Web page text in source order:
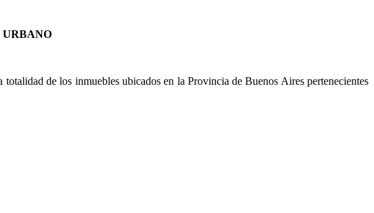
de los inmuebles ubicados en la Provincia de Buenos Aires pertenecientes